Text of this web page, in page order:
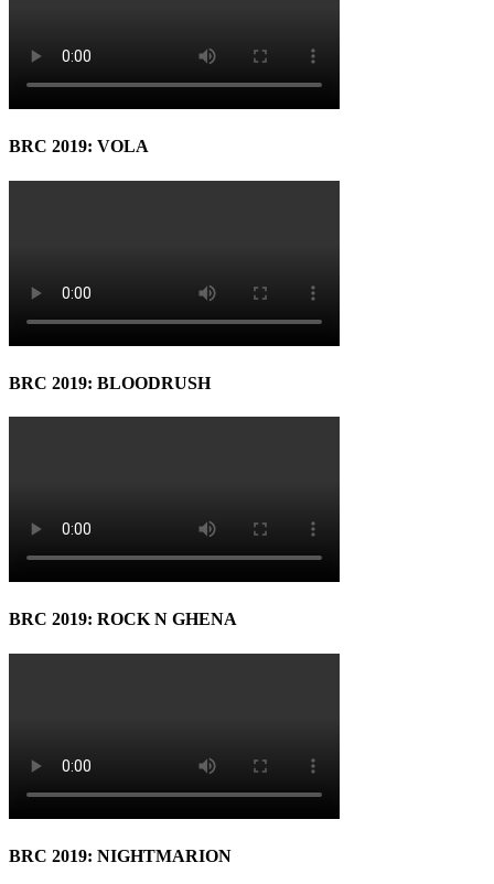
BRC 2019: VOLA
BRC 2019: BLOODRUSH
BRC 2019: ROCK N GHENA
BRC 2019: NIGHTMARION